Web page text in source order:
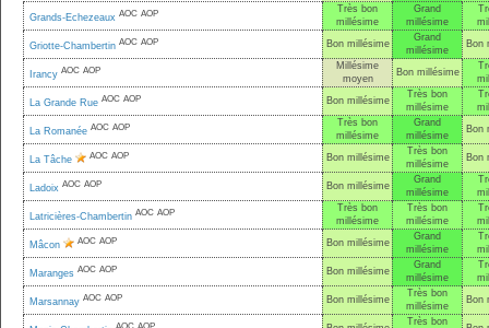
Grands-Echezeaux AOC AOP
Très bon
millésime
Grand
millésime
Griotte-Chambertin AOC AOP Bon millésime
Grand
millésime
Bon
Irancy AOC AOP
Millésime
moyen
Bon millésime
La Grande Rue AOC AOP Bon millésime
Très bon
millésime
La Romanée AOC AOP
Très bon
millésime
Grand
millésime
Bon
La Tâche AOC AOP Bon millésime
Très bon
millésime
Bon
Ladoix AOC AOP Bon millésime
Grand
millésime
Latricières-Chambertin AOC AOP
Très bon
millésime
Très bon
millésime
Mâcon AOC AOP Bon millésime
Grand
millésime
Maranges AOC AOP Bon millésime
Grand
millésime
Marsannay AOC AOP Bon millésime
Très bon
millésime
Bon
Très bon